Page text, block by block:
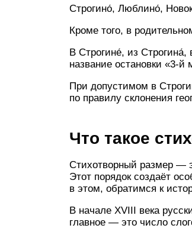
Строгино́, Люблино́,
Кроме того, в
В Строгине́, из
название остановки «3-
При допустимом в
по правилу склонения
Что такое
Стихотворный размер —
Этот порядок создаёт
в этом, обратимся к
В начале XVIII века
главное — это число